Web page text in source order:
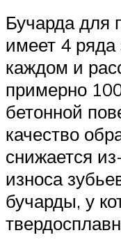
Бучарда для
имеет 4 ряда
каждом и
примерно
бетонной
качество
снижается
износа
бучарды, у